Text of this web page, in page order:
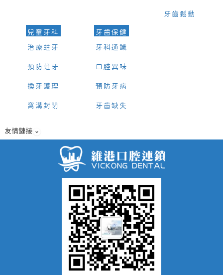
牙齒鬆動
兒童牙科
治療蛀牙
預防蛀牙
換牙護理
窩溝封閉
牙齒保健
牙科通識
口腔異味
預防牙病
牙齒缺失
友情鏈接